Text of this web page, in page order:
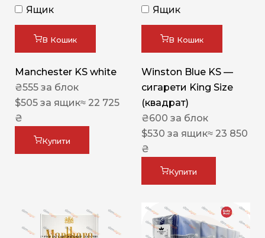
Ящик
В Кошик
Manchester KS white
₴555 за блок
$505 за ящик≈ 22 725
₴
Купити
Ящик
В Кошик
Winston Blue KS —
сигарети King Size
(квадрат)
₴600 за блок
$530 за ящик≈ 23 850
₴
Купити